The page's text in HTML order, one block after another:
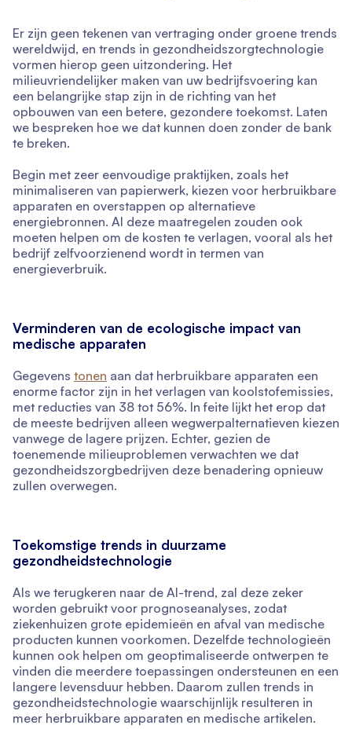
Er zijn geen tekenen van vertraging onder groene trends
wereldwijd, en trends in gezondheidszorgtechnologie
vormen hierop geen uitzondering. Het
milieuvriendelijker maken van uw bedrijfsvoering kan
een belangrijke stap zijn in de richting van het
opbouwen van een betere, gezondere toekomst. Laten
we bespreken hoe we dat kunnen doen zonder de bank
te breken.
Begin met zeer eenvoudige praktijken, zoals het
minimaliseren van papierwerk, kiezen voor herbruikbare
apparaten en overstappen op alternatieve
energiebronnen. Al deze maatregelen zouden ook
moeten helpen om de kosten te verlagen, vooral als het
bedrijf zelfvoorzienend wordt in termen van
energieverbruik.
Verminderen van de ecologische impact van
medische apparaten
Gegevens tonen aan dat herbruikbare apparaten een
enorme factor zijn in het verlagen van koolstofemissies,
met reducties van 38 tot 56%. In feite lijkt het erop dat
de meeste bedrijven alleen wegwerpalternatieven kiezen
vanwege de lagere prijzen. Echter, gezien de
toenemende milieuproblemen verwachten we dat
gezondheidszorgbedrijven deze benadering opnieuw
zullen overwegen.
Toekomstige trends in duurzame
gezondheidstechnologie
Als we terugkeren naar de AI-trend, zal deze zeker
worden gebruikt voor prognoseanalyses, zodat
ziekenhuizen grote epidemieën en afval van medische
producten kunnen voorkomen. Dezelfde technologieën
kunnen ook helpen om geoptimaliseerde ontwerpen te
vinden die meerdere toepassingen ondersteunen en een
langere levensduur hebben. Daarom zullen trends in
gezondheidstechnologie waarschijnlijk resulteren in
meer herbruikbare apparaten en medische artikelen.